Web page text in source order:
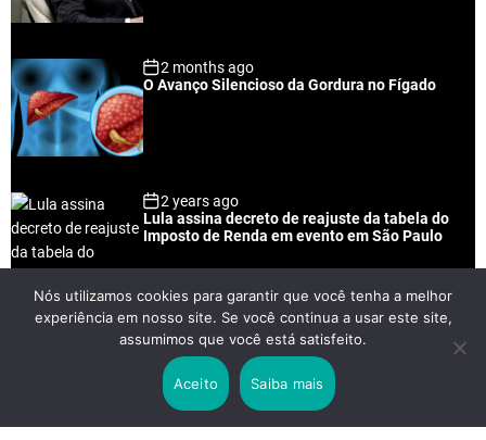
r
2 months ago
O Avanço Silencioso da Gordura no Fígado
2 years ago
Lula assina decreto de reajuste da tabela do
Imposto de Renda em evento em São Paulo
2 years ago
Lei Rouanet e Petrobras financiam evento em
que Lula pediu votos para Boulos
Nós utilizamos cookies para garantir que você tenha a melhor
experiência em nosso site. Se você continua a usar este site,
assumimos que você está satisfeito.
Aceito Saiba mais